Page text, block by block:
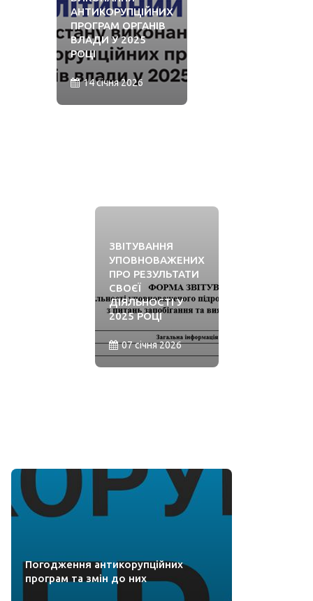
АНТИКОРУПЦІЙНИХ
ПРОГРАМ ОРГАНІВ
ВЛАДИ У 2025
РОЦІ
14 січня 2026
ЗВІТУВАННЯ
УПОВНОВАЖЕНИХ
ПРО РЕЗУЛЬТАТИ
СВОЄЇ
ДІЯЛЬНОСТІ У
2025 РОЦІ
07 січня 2026
Погодження антикорупційних
програм та змін до них